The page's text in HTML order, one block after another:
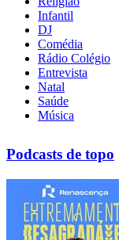
Infantil
DJ
Comédia
Rádio Colégio
Entrevista
Natal
Saúde
Música
Podcasts de topo